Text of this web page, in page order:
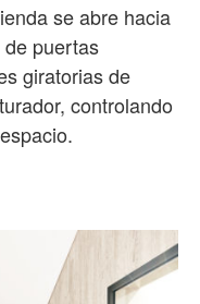
se abre hacia
puertas
giratorias de
controlando